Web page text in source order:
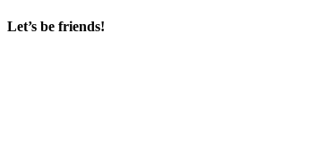
Let’s be friends!